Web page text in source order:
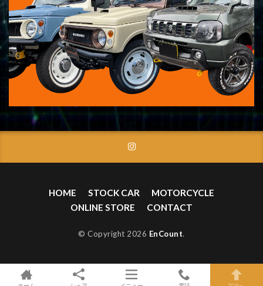
HOME STOCK CAR
MOTORCYCLE
ONLINE STORE
CONTACT
© Copyright 2026 EnCount.